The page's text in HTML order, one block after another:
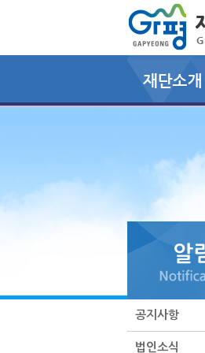
공지사항
법인소식